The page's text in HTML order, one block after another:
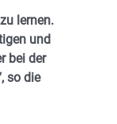
lernen.
und
bei der
so die